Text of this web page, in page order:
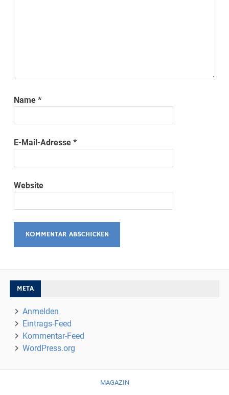
Name*
E-Mail-Adresse*
Website
META
Anmelden
Eintrags-Feed
Kommentar-Feed
WordPress.org
MAGAZIN